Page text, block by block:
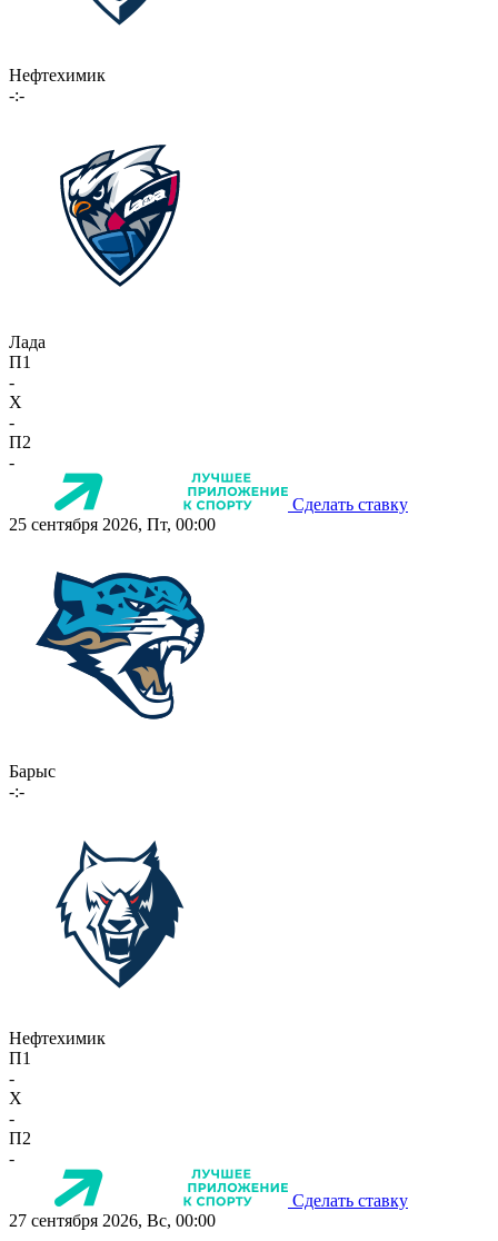
Нефтехимик
-:-
Лада
П1
-
X
-
П2
-
Сделать ставку
25 сентября 2026, Пт, 00:00
Барыс
-:-
Нефтехимик
П1
-
X
-
П2
-
Сделать ставку
27 сентября 2026, Вс, 00:00